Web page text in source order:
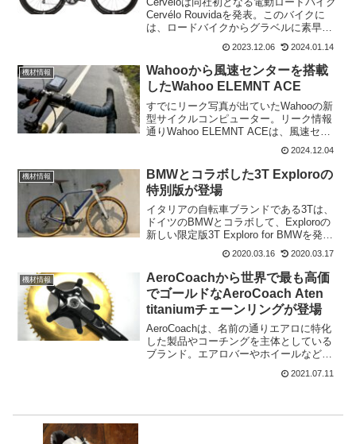
Cervélo Rouvidaを発表。このバイクに
は、ロードバイクからグラベルに素早く
変更できる、新しい取り外し可能なドロ
ップアウトピースが組み込まれている。
モーターは、軽量e-bike用のFaz...
2023.12.06 2024.01.14
機材情報
Wahooから風速センターを搭載
したWahoo ELEMNT ACE
すでにリーク写真が出ていたWahooの新
型サイクルコンピューター。リーク情報
通りWahoo ELEMNT ACEは、風速セン
サーとバッテリー寿命の向上がみられた
高性能なサイクルコンピューターとして
登場した。ライバルとなるGarmin Edg...
2024.12.04
機材情報
BMWとコラボした3T Exploroの
特別版が登場
イタリアの自転車ブランドである3Tは、
ドイツのBMWとコラボして、Exploroの
新しい限定版3T Exploro for BMWを発表
した。3Tのグラベルバイク Exploroを元
にクラシックな装いでデュアルトーング
レーとブルーオングレー...
2020.03.16 2020.03.17
機材情報
AeroCoachから世界で最も高価
でゴールドなAeroCoach Aten
titaniumチェーンリングが登場
AeroCoachは、名前の通りエアロに特化
した製品やコーチングを主体としている
ブランド。エアロバーやホイールなどを
使用しているライダーは多い。世界TTチ
ャンピオンのフィリッポ・ガンナや、マ
2021.07.11